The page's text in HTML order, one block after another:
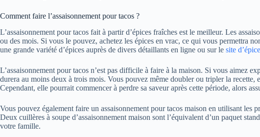
Comment faire l’assaisonnement pour tacos ?
L’assaisonnement pour tacos fait à partir d’épices fraîches est le meilleur. Les
ou des mois. Si vous le pouvez, achetez les épices en vrac, ce qui vous permettra
une grande variété d’épices auprès de divers détaillants en ligne ou sur le site
L’assaisonnement pour tacos n’est pas difficile à faire à la maison. Si vous aimez
durera au moins deux à trois mois. Vous pouvez même doubler ou tripler la
Cependant, elle pourrait commencer à perdre sa saveur après cette période, alors
Vous pouvez également faire un assaisonnement pour tacos maison en utilisant les
Deux cuillères à soupe d’assaisonnement maison sont l’équivalent d’un paquet
votre famille.